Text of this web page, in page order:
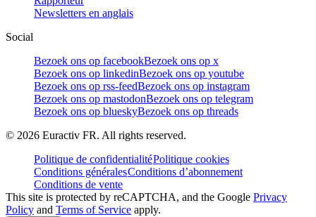
Newsletters en anglais
Social
Bezoek ons op facebookBezoek ons op x
Bezoek ons op linkedinBezoek ons op youtube
Bezoek ons op rss-feedBezoek ons op instagram
Bezoek ons op mastodonBezoek ons op telegram
Bezoek ons op blueskyBezoek ons op threads
© 2026 Euractiv FR. All rights reserved.
Politique de confidentialitéPolitique cookies
Conditions généralesConditions d’abonnement
Conditions de vente
This site is protected by reCAPTCHA, and the Google Privacy
Policy and Terms of Service apply.